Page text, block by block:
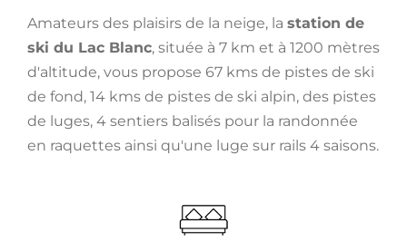
Amateurs des plaisirs de la neige, la station de
ski du Lac Blanc, située à 7 km et à 1200 mètres
d'altitude, vous propose 67 kms de pistes de ski
de fond, 14 kms de pistes de ski alpin, des pistes
de luges, 4 sentiers balisés pour la randonnée
en raquettes ainsi qu'une luge sur rails 4 saisons.